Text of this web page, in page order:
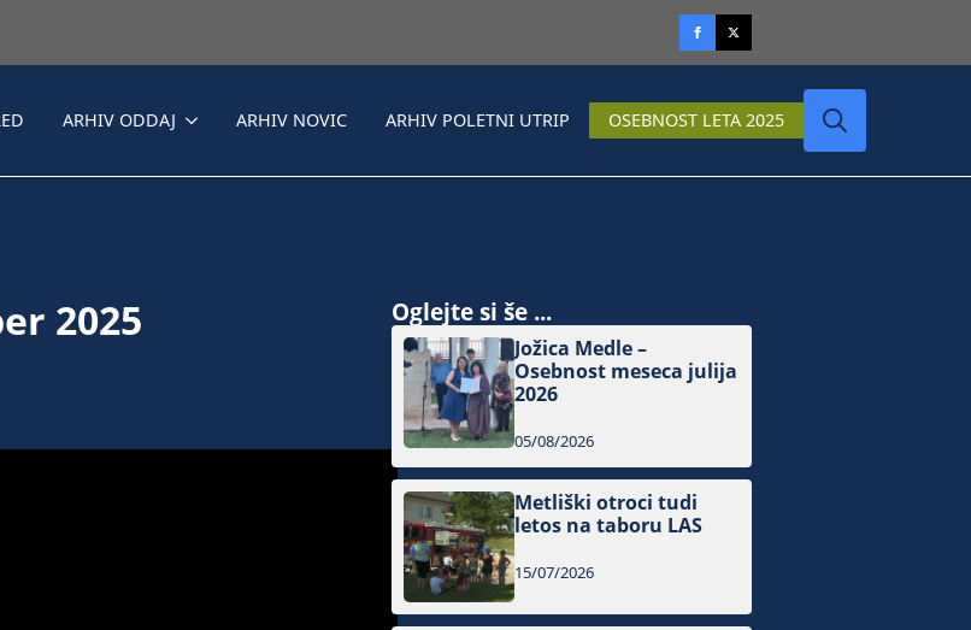
ARHIV ODDAJ ARHIV NOVIC ARHIV POLETNI UTRIP OSEBNOST LETA 2025
2025 Oglejte si še ...
Jožica Medle –
Osebnost meseca julija
2026
05/08/2026
Metliški otroci tudi
letos na taboru LAS
15/07/2026